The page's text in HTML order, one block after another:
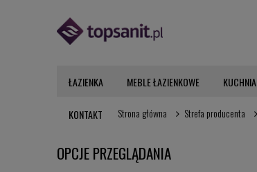
ŁAZIENKA MEBLE ŁAZIENKOWE KUCHNIA
KONTAKT Strona główna Strefa producenta
OPCJE PRZEGLĄDANIA